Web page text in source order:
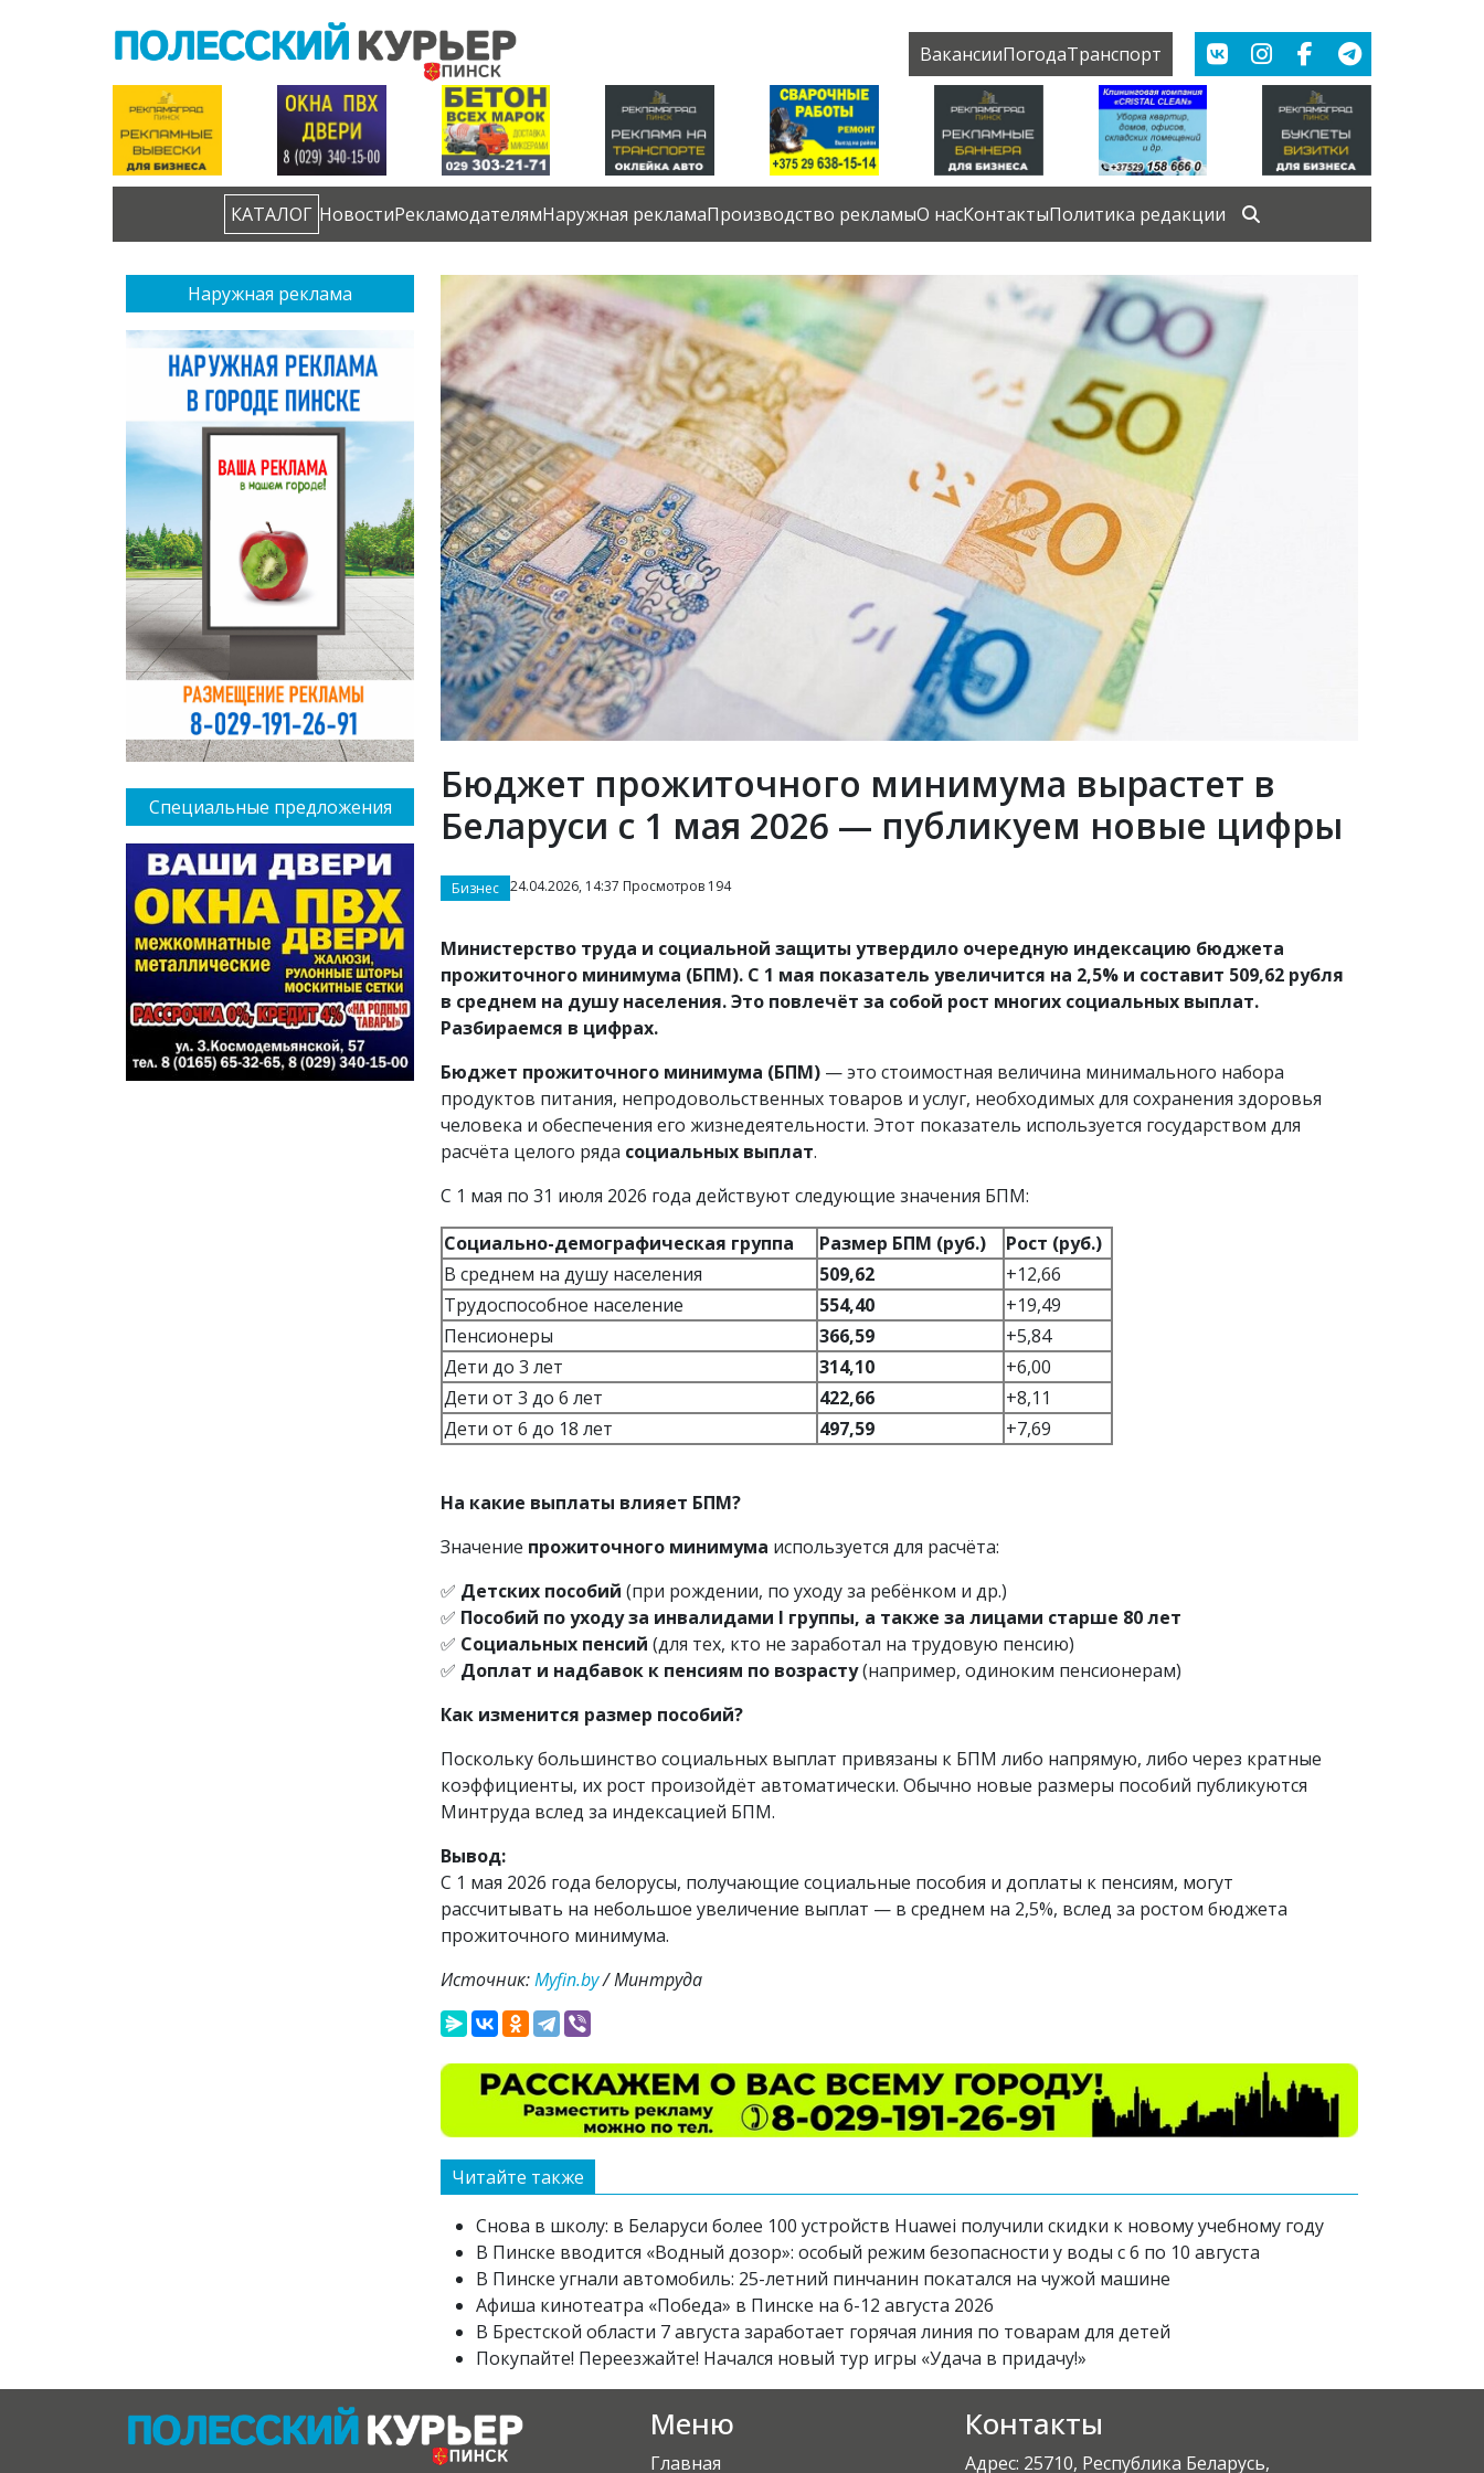
ВакансииПогодаТранспорт
КАТАЛОГ НовостиРекламодателямНаружная рекламаПроизводство рекламыО насКонтактыПолитика редакции
Наружная реклама
Специальные предложения
Бюджет прожиточного минимума вырастет в
Беларуси с 1 мая 2026 — публикуем новые цифры
Бизнес 24.04.2026, 14:37 Просмотров 194
Министерство труда и социальной защиты утвердило очередную индексацию бюджета
прожиточного минимума (БПМ). С 1 мая показатель увеличится на 2,5% и составит 509,62 рубля
в среднем на душу населения. Это повлечёт за собой рост многих социальных выплат.
Разбираемся в цифрах.
Бюджет прожиточного минимума (БПМ) — это стоимостная величина минимального набора
продуктов питания, непродовольственных товаров и услуг, необходимых для сохранения здоровья
человека и обеспечения его жизнедеятельности. Этот показатель используется государством для
расчёта целого ряда социальных выплат.
С 1 мая по 31 июля 2026 года действуют следующие значения БПМ:
Социально-демографическая группа
Размер БПМ (руб.)
Рост (руб.)
В среднем на душу населения
509,62
+12,66
Трудоспособное население
554,40
+19,49
Пенсионеры
366,59
+5,84
Дети до 3 лет
314,10
+6,00
Дети от 3 до 6 лет
422,66
+8,11
Дети от 6 до 18 лет
497,59 +7,69
На какие выплаты влияет БПМ?
Значение прожиточного минимума используется для расчёта:
✅ Детских пособий (при рождении, по уходу за ребёнком и др.)
✅ Пособий по уходу за инвалидами I группы, а также за лицами старше 80 лет
✅ Социальных пенсий (для тех, кто не заработал на трудовую пенсию)
✅ Доплат и надбавок к пенсиям по возрасту(например, одиноким пенсионерам)
Как изменится размер пособий?
Поскольку большинство социальных выплат привязаны к БПМ либо напрямую, либо через кратные
коэффициенты, их рост произойдёт автоматически. Обычно новые размеры пособий публикуются
Минтруда вслед за индексацией БПМ.
Вывод:
С 1 мая 2026 года белорусы, получающие социальные пособия и доплаты к пенсиям, могут
рассчитывать на небольшое увеличение выплат — в среднем на 2,5%, вслед за ростом бюджета
прожиточного минимума.
Источник:Myfin.by/ Минтруда
Читайте также
Снова в школу: в Беларуси более 100 устройств Huawei получили скидки к новому учебному году
В Пинске вводится «Водный дозор»: особый режим безопасности у воды с 6 по 10 августа
В Пинске угнали автомобиль: 25-летний пинчанин покатался на чужой машине
Афиша кинотеатра «Победа» в Пинске на 6-12 августа 2026
В Брестской области 7 августа заработает горячая линия по товарам для детей
Покупайте! Переезжайте! Начался новый тур игры «Удача в придачу!»
Меню
Главная
Контакты
Адрес: 25710, Республика Беларусь,